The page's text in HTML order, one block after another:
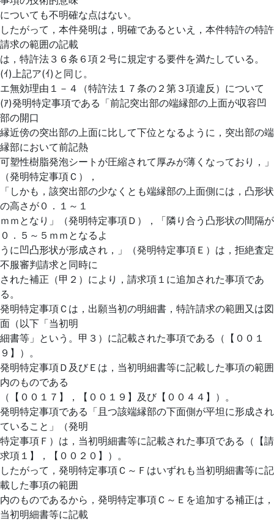
についても不明確な点はない。
したがって，本件発明は，明確であるといえ，本件特許の特許
請求の範囲の記載
は，特許法３６条６項２号に規定する要件を満たしている。
(ｲ)上記ア(ｲ)と同じ。
エ無効理由１－４（特許法１７条の２第３項違反）について
(ｱ)発明特定事項である「前記突出部の端縁部の上面が収容凹
部の開口
縁近傍の突出部の上面に比して下位となるように，突出部の端
縁部において前記熱
可塑性樹脂発泡シートが圧縮されて厚みが薄くなっており，」
（発明特定事項Ｃ），
「しかも，該突出部の少なくとも端縁部の上面側には，凸形状
の高さが０．１～１
ｍｍとなり」（発明特定事項Ｄ），「隣り合う凸形状の間隔が
０．５～５ｍｍとなるよ
うに凹凸形状が形成され，」（発明特定事項Ｅ）は，拒絶査定
不服審判請求と同時に
された補正（甲２）により，請求項１に追加された事項であ
る。
発明特定事項Ｃは，出願当初の明細書，特許請求の範囲又は図
面（以下「当初明
細書等」という。甲３）に記載された事項である（【００１
９】）。
発明特定事項Ｄ及びＥは，当初明細書等に記載した事項の範囲
内のものである
（【００１７】，【００１９】及び【００４４】）。
発明特定事項である「且つ該端縁部の下面側が平坦に形成され
ていること」（発明
特定事項Ｆ）は，当初明細書等に記載された事項である（【請
求項１】，【００２０】）。
したがって，発明特定事項Ｃ～Ｆはいずれも当初明細書等に記
載した事項の範囲
内のものであるから，発明特定事項Ｃ～Ｅを追加する補正は，
当初明細書等に記載